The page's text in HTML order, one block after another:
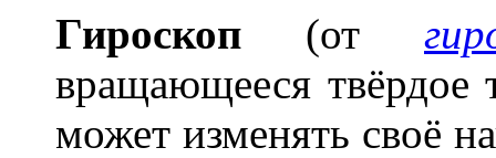
Гироскоп (от
вращающееся твёрдое
может изменять своё